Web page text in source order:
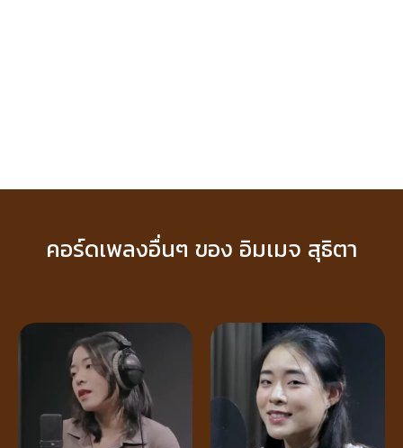
คอร์ดเพลงอื่นๆ ของ อิมเมจ สุธิตา